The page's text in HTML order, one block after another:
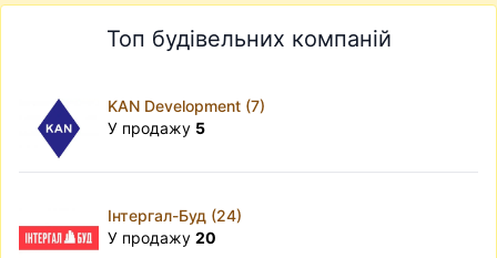
Топ будівельних компаній
KAN Development (7)
У продажу 5
Інтергал-Буд (24)
У продажу 20